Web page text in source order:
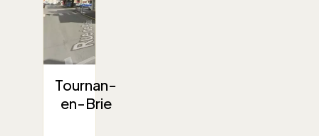
Tournan-
en-Brie